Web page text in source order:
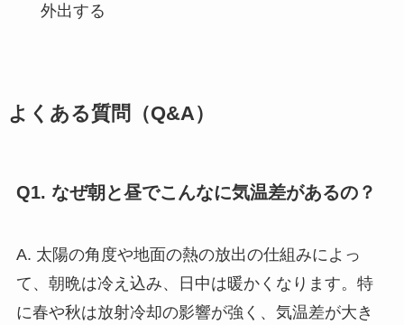
外出する
よくある質問（Q&A）
Q1. なぜ朝と昼でこんなに気温差があるの？
A. 太陽の角度や地面の熱の放出の仕組みによっ
て、朝晩は冷え込み、日中は暖かくなります。特
に春や秋は放射冷却の影響が強く、気温差が大き